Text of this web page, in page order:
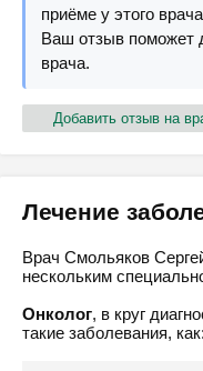
приёме у этого
Ваш отзыв поможет
врача.
Добавить отзыв на
Лечение
Врач Смольяков
нескольким
Онколог, в круг
такие заболевания, как: